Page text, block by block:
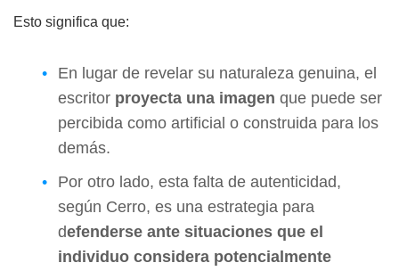
Esto significa que:
En lugar de revelar su naturaleza genuina, el
escritor proyecta una imagen que puede ser
percibida como artificial o construida para los
demás.
Por otro lado, esta falta de autenticidad,
según Cerro, es una estrategia para
defenderse ante situaciones que el
individuo considera potencialmente